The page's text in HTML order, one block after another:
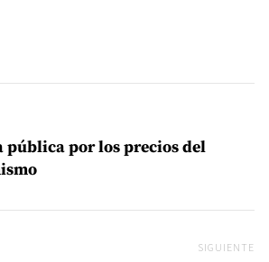
pública por los precios del
SIGUIENTE